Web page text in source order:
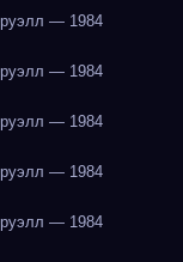
— 1984
— 1984
— 1984
— 1984
— 1984